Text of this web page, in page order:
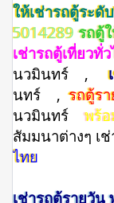
ให้เช่ารถตู้ระ
5014289 รถตู้
เช่ารถตู้เที่ยวทั่
นวมินทร์ ,
นทร์ ,รถตู้ร
นวมินทร์
พร้
สัมมนาต่างๆ เ
ไทย
เช่ารถตู้รายวัน